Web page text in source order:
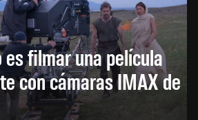
es filmar una película
con cámaras IMAX de